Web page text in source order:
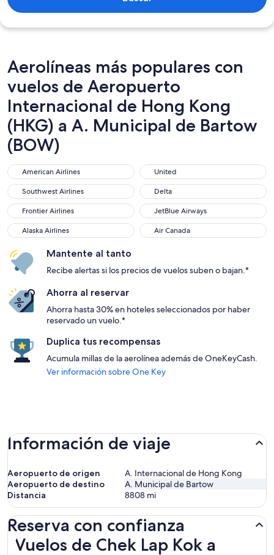
Aerolíneas más populares con
vuelos de Aeropuerto
Internacional de Hong Kong
(HKG) a A. Municipal de Bartow
(BOW)
American Airlines
American Airlines United
United
Southwest Airlines
Southwest Airlines Delta
Delta
Frontier Airlines
Frontier Airlines JetBlue Airways
JetBlue Airways
Alaska Airlines
Alaska Airlines Air Canada
Air Canada
Mantente al tanto
Recibe alertas si los precios de vuelos suben o bajan.*
Ahorra al reservar
Ahorra hasta 30% en hoteles seleccionados por haber
reservado un vuelo.*
Duplica tus recompensas
Acumula millas de la aerolínea además de OneKeyCash.
Ver información sobre One Key
Información de viaje
Aeropuerto de origen
A. Internacional de Hong Kong
Aeropuerto de destino
A. Municipal de Bartow
Distancia
8808 mi
Reserva con confianza
Vuelos de Chek Lap Kok a
Vuelos de Chek Lap Kok a Bartow